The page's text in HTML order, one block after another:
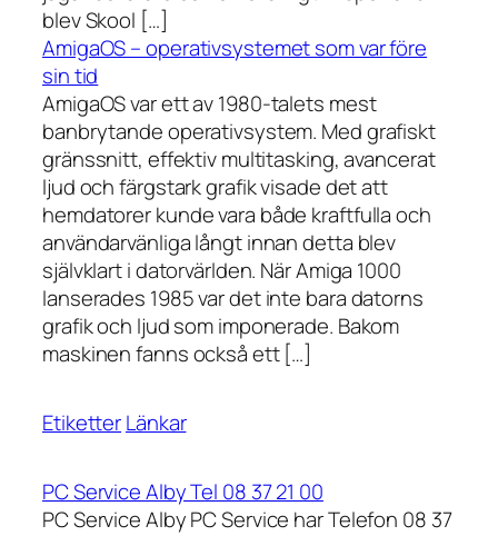
blev Skool […]
AmigaOS – operativsystemet som var före
sin tid
AmigaOS var ett av 1980-talets mest
banbrytande operativsystem. Med grafiskt
gränssnitt, effektiv multitasking, avancerat
ljud och färgstark grafik visade det att
hemdatorer kunde vara både kraftfulla och
användarvänliga långt innan detta blev
självklart i datorvärlden. När Amiga 1000
lanserades 1985 var det inte bara datorns
grafik och ljud som imponerade. Bakom
maskinen fanns också ett […]
EtiketterLänkar
PC Service Alby Tel 08 37 21 00
PC Service Alby PC Service har Telefon 08 37